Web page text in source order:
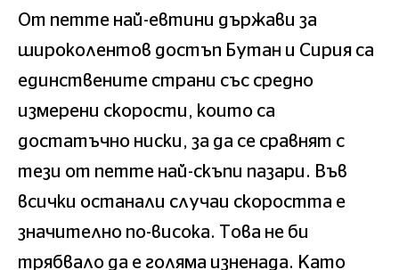
От петте най-евтини държави за
широколентов достъп Бутан и Сирия са
единствените страни със средно
измерени скорости, които са
достатъчно ниски, за да се сравнят с
тези от петте най-скъпи пазари. Във
всички останали случаи скоростта е
значително по-висока. Това не би
трябвало да е голяма изненада. Като